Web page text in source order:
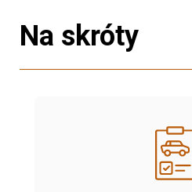
Na skróty